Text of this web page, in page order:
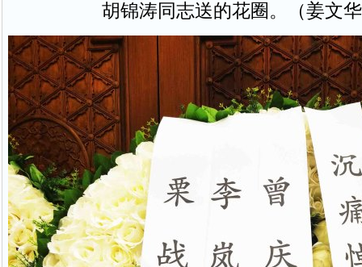
胡锦涛同志送的花圈。（姜文